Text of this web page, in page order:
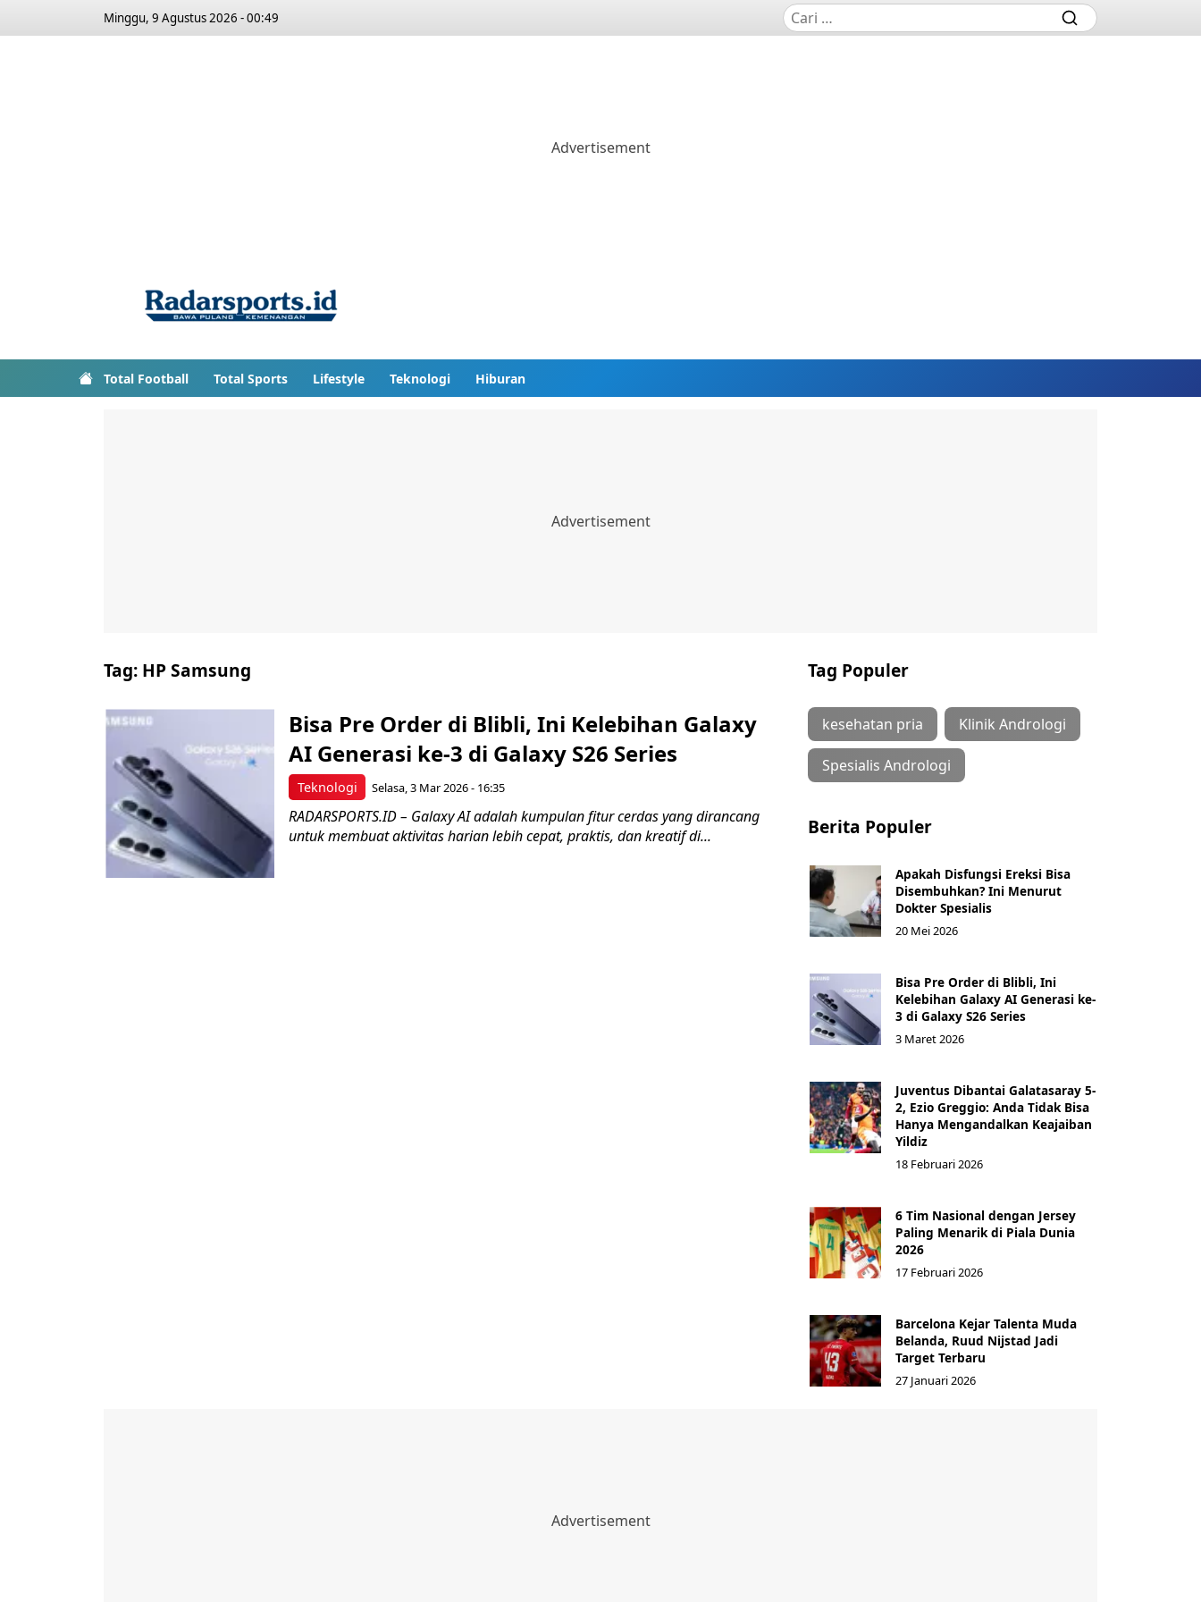
Minggu, 9 Agustus 2026 - 00:49
Total Football Total Sports Lifestyle Teknologi Hiburan
Tag: HP Samsung
Teknologi
Bisa Pre Order di Blibli, Ini Kelebihan Galaxy
AI Generasi ke-3 di Galaxy S26 Series
Selasa, 3 Mar 2026 - 16:35
RADARSPORTS.ID – Galaxy AI adalah kumpulan fitur cerdas yang dirancang
untuk membuat aktivitas harian lebih cepat, praktis, dan kreatif di...
Tag Populer
kesehatan pria Klinik Andrologi
Spesialis Andrologi
Berita Populer
Apakah Disfungsi Ereksi Bisa
Disembuhkan? Ini Menurut
Dokter Spesialis
20 Mei 2026
Bisa Pre Order di Blibli, Ini
Kelebihan Galaxy AI Generasi ke-
3 di Galaxy S26 Series
3 Maret 2026
Juventus Dibantai Galatasaray 5-
2, Ezio Greggio: Anda Tidak Bisa
Hanya Mengandalkan Keajaiban
Yildiz
18 Februari 2026
6 Tim Nasional dengan Jersey
Paling Menarik di Piala Dunia
2026
17 Februari 2026
Barcelona Kejar Talenta Muda
Belanda, Ruud Nijstad Jadi
Target Terbaru
27 Januari 2026